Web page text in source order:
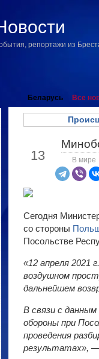
репортажи из
Беларусь Все
13 В мире
Сегодня
со стороны
Посольстве
«12 апреля 2021
воздушном
дальнейшем
В связи с
обороны при
проведения
результатах»,